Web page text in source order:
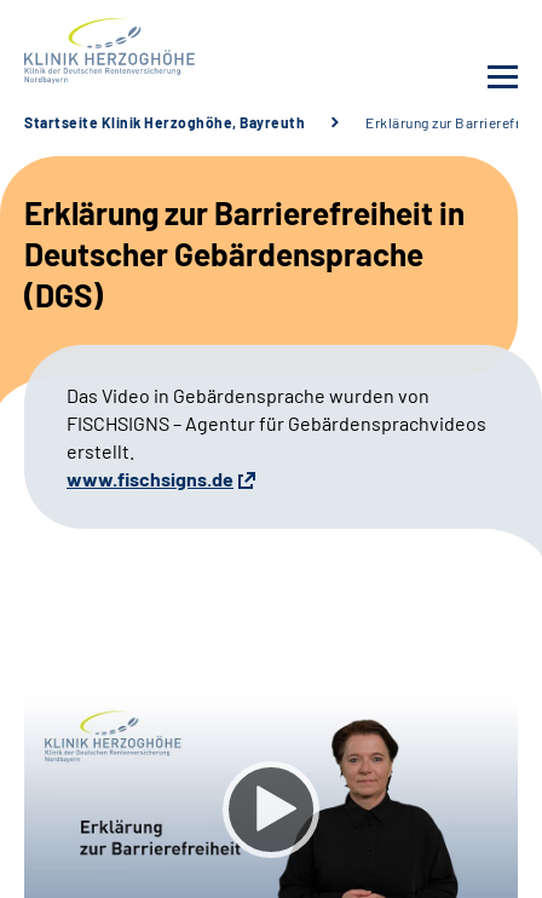
Unsere Klinik
Leistungsangebot
Fachbereiche
Service
Karriere
Suche
Startseite Klinik Herzoghöhe, Bayreuth Erklärung zur
Erklärung zur Barrierefreiheit in
Deutscher Gebärdensprache
(DGS)
Das Video in Gebärdensprache wurden von
FISCHSIGNS – Agentur für Gebärdensprachvideos
erstellt.
www.fischsigns.de
Keine